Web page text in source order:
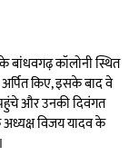
बांधवगढ़ कॉलोनी स्थित
किए, इसके बाद वे
पहुंचे और उनकी दिवंगत
अध्यक्ष विजय यादव के